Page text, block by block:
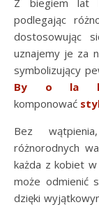
Z biegiem lat
podlegając
dostosowując
uznajemy je za
symbolizujący
By o la
komponować
Bez
różnorodnych
każda z kobiet
może odmienić
dzięki